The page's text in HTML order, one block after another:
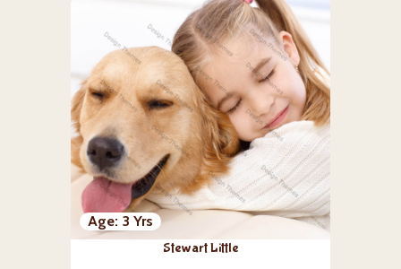
Age 3 Yrs
Stewart Little